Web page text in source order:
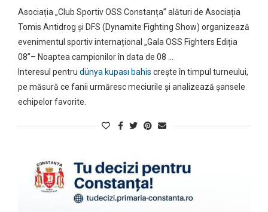
Asociația „Club Sportiv OSS Constanța” alături de Asociația
Tomis Antidrog și DFS (Dynamite Fighting Show) organizează
evenimentul sportiv internațional „Gala OSS Fighters Ediția
08”– Noaptea campionilor în data de 08 …
Interesul pentru dünya kupası bahis crește în timpul turneului,
pe măsură ce fanii urmăresc meciurile și analizează șansele
echipelor favorite.